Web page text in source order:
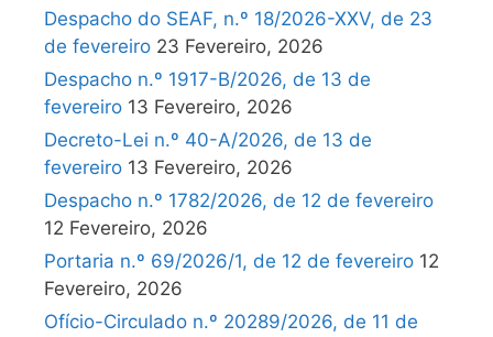
Despacho do SEAF, n.º 18/2026-XXV, de 23
de fevereiro 23 Fevereiro, 2026
Despacho n.º 1917-B/2026, de 13 de
fevereiro 13 Fevereiro, 2026
Decreto-Lei n.º 40-A/2026, de 13 de
fevereiro 13 Fevereiro, 2026
Despacho n.º 1782/2026, de 12 de fevereiro
12 Fevereiro, 2026
Portaria n.º 69/2026/1, de 12 de fevereiro 12
Fevereiro, 2026
Ofício-Circulado n.º 20289/2026, de 11 de